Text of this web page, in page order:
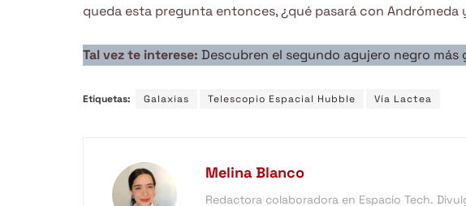
queda esta pregunta entonces, ¿qué pasará con Andrómeda
Tal vez te interese: Descubren el segundo agujero negro más
Etiquetas: Galaxias Telescopio Espacial Hubble Vía Lactea
Melina Blanco
Redactora colaboradora en Espacio Tech.